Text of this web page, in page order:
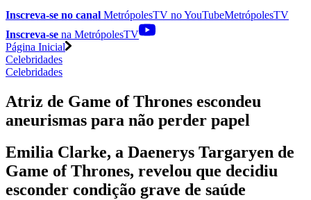
Inscreva-se no canal MetrópolesTV noYouTubeMetrópolesTV
Inscreva-se na MetrópolesTV
Página Inicial
Celebridades
Celebridades
Atriz de Game of Thrones escondeu
aneurismas para não perder papel
Emilia Clarke, a Daenerys Targaryen de
Game of Thrones, revelou que decidiu
esconder condição grave de saúde